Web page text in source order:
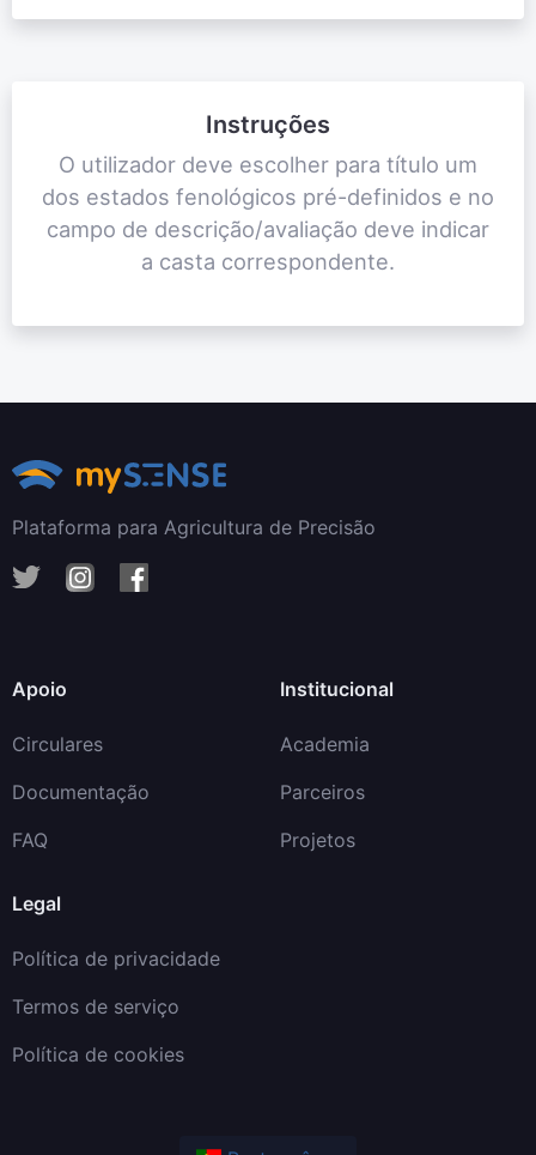
Instruções
O utilizador deve escolher para título um
dos estados fenológicos pré-definidos e no
campo de descrição/avaliação deve indicar
a casta correspondente.
Plataforma para Agricultura de Precisão
Apoio
Circulares
Documentação
FAQ
Institucional
Academia
Parceiros
Projetos
Legal
Política de privacidade
Termos de serviço
Política de cookies